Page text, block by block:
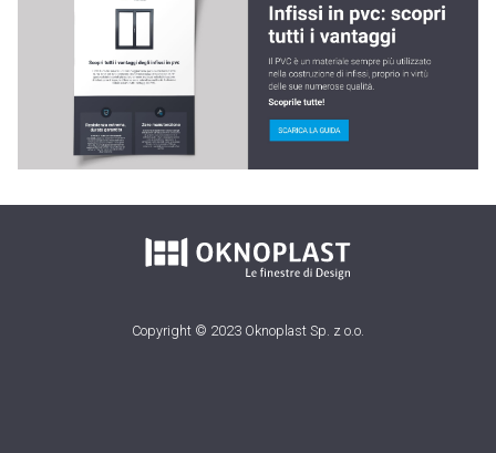
Copyright © 2023 Oknoplast Sp. z o.o.